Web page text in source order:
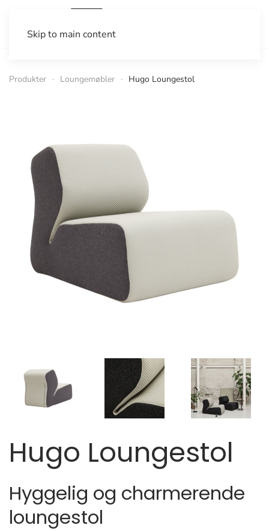
Skip to main content
Produkter Loungemøbler Hugo Loungestol
Hugo Loungestol
Hyggelig og charmerende
loungestol